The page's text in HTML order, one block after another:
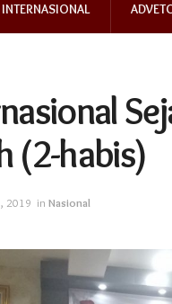
INTERNASIONAL
(2-habis)
2019 in Nasional